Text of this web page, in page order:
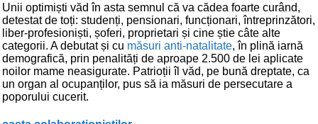
Unii optimiști văd în asta semnul că va cădea foarte curând,
detestat de toți: studenți, pensionari, funcționari, întreprinzători,
liber-profesioniști, șoferi, proprietari și cine știe câte alte
categorii. A debutat și cu măsuri anti-natalitate, în plină iarnă
demografică, prin penalități de aproape 2.500 de lei aplicate
noilor mame neasigurate. Patrioții îl văd, pe bună dreptate, ca
un organ al ocupanților, pus să ia măsuri de persecutare a
poporului cucerit.